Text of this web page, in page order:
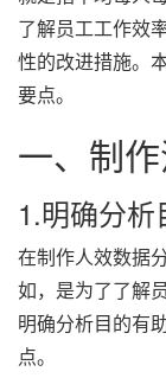
了解员工工作效
性的改进措施。
要点。
一、制
1.明确分析
在制作人效数据
如，是为了了解
明确分析目的有
点。